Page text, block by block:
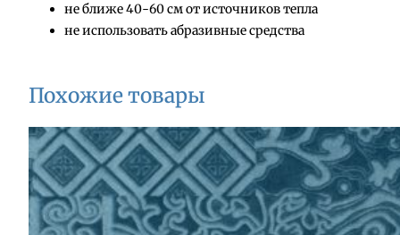
не ближе 40-60 см от источников тепла
не использовать абразивные средства
Похожие товары